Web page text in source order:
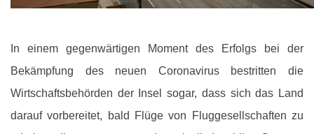
In einem gegenwärtigen Moment des Erfolgs bei der
Bekämpfung des neuen Coronavirus bestritten die
Wirtschaftsbehörden der Insel sogar, dass sich das Land
darauf vorbereitet, bald Flüge von Fluggesellschaften zu